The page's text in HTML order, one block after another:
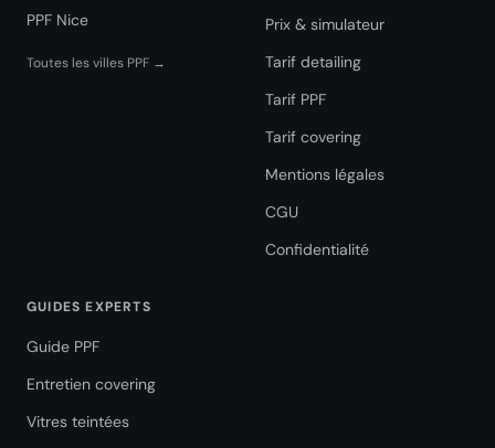
PPF Nice
Toutes les villes PPF →
Prix & simulateur
Tarif detailing
Tarif PPF
Tarif covering
Mentions légales
CGU
Confidentialité
GUIDES EXPERTS
Guide PPF
Entretien covering
Vitres teintées